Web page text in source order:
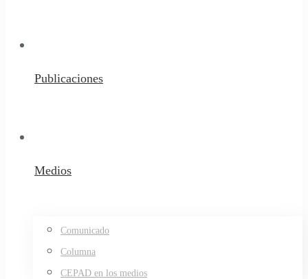
Publicaciones
Medios
Comunicado
Columna
CEPAD en los medios